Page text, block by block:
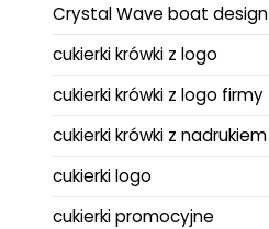
Crystal Wave boat design
cukierki krówki z logo
cukierki krówki z logo firmy
cukierki krówki z nadrukiem
cukierki logo
cukierki promocyjne